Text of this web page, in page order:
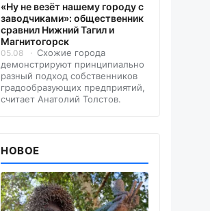
«Ну не везёт нашему городу с
заводчиками»: общественник
сравнил Нижний Тагил и
Магнитогорск
05.08
Схожие города
демонстрируют принципиально
разный подход собственников
градообразующих предприятий,
считает Анатолий Толстов.
НОВОЕ